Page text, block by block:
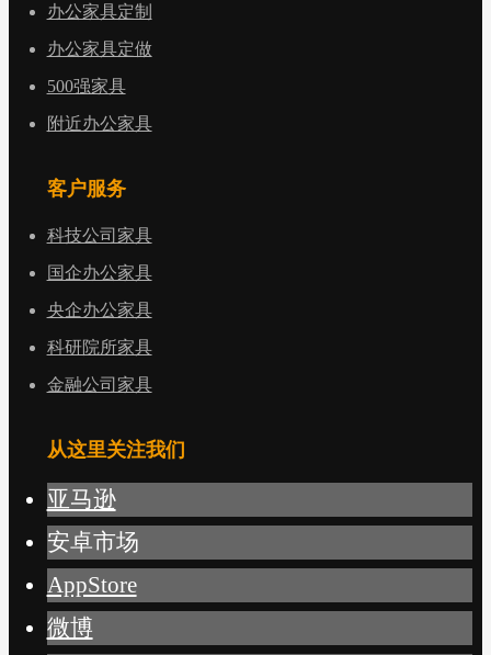
办公家具定制
办公家具定做
500强家具
附近办公家具
客户服务
科技公司家具
国企办公家具
央企办公家具
科研院所家具
金融公司家具
从这里关注我们
亚马逊
安卓市场
AppStore
微博